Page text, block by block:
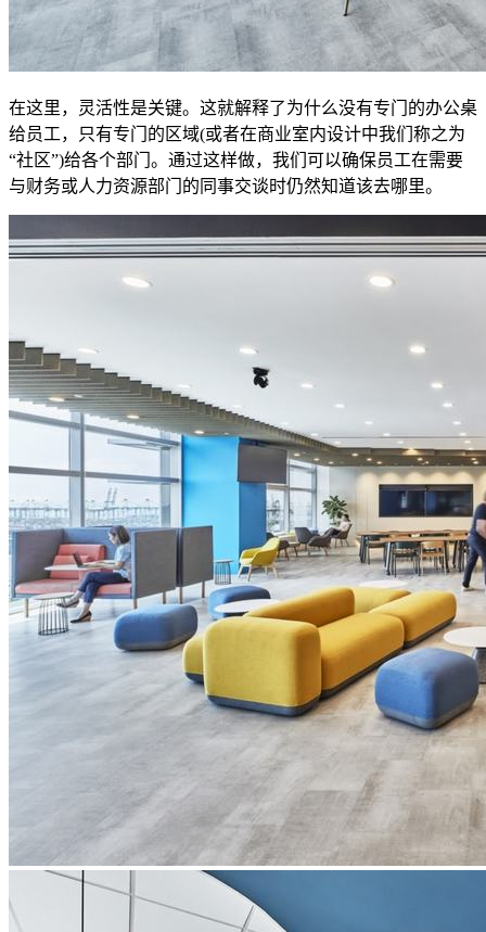
在这里，灵活性是关键。这就解释了为什么没有专门的办公桌
给员工，只有专门的区域(或者在商业室内设计中我们称之为
“社区”)给各个部门。通过这样做，我们可以确保员工在需要
与财务或人力资源部门的同事交谈时仍然知道该去哪里。